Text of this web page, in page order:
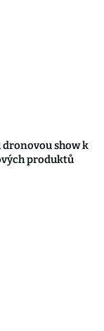
dronovou show k
produktů